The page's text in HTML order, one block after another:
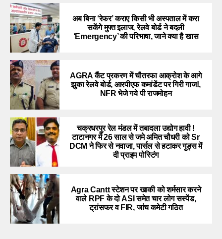
अब बिना ‘रेफर’ कराए किसी भी अस्पताल में करा
सकेंगे मुफ्त इलाज, रेलवे बोर्ड ने बदली
‘Emergency’ की परिभाषा, जाने क्या है खास
AGRA कैंट प्रकरण में चौतरफा आक्रोश के आगे
झुका रेलवे बोर्ड, आरपीएफ कमांडेंट पर गिरी गाज!,
NFR भेजे गये पी राजमोहन
चक्रधरपुर रेल मंडल में तबादला उद्योग हावी !
टाटानगर में 26 साल से जमे अमित चौधरी को Sr
DCM ने फिर से नवाजा, पार्सल से हटाकर गुड्स में
दी प्राइम पोस्टिंग
Agra Cantt स्टेशन पर खाकी को शर्मसार करने
वाले RPF के दो ASI समेत चार लोग सस्पेंड,
ट्रांसफर व FIR, जांच कमेटी गठित